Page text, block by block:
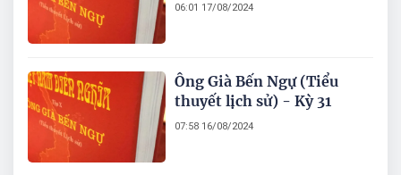
06:01 17/08/2024
Ông Già Bến Ngự (Tiểu
thuyết lịch sử) - Kỳ 31
07:58 16/08/2024